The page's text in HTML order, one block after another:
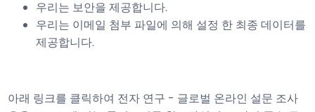
우리는 보안을 제공합니다.
우리는 이메일 첨부 파일에 의해 설정 한 최종 데이터를
제공합니다.
아래 링크를 클릭하여 전자 연구 - 글로벌 온라인 설문 조사